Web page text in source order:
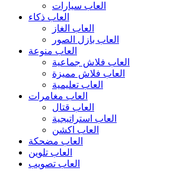
العاب سيارات
العاب ذكاء
العاب الغاز
العاب بازل الصور
العاب منوعة
العاب فلاش جماعية
العاب فلاش مميزة
العاب تعليمية
العاب مغامرات
العاب قتال
العاب استراتيجية
العاب اكشن
العاب مضحكة
العاب تلوين
العاب تصويب